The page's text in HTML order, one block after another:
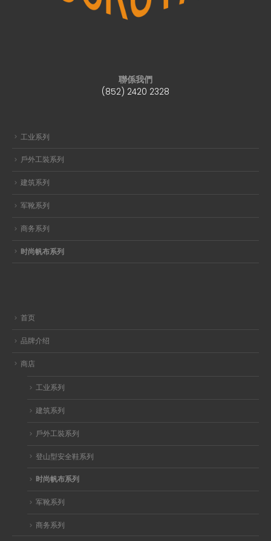
聯係我們
(852) 2420 2328
工业系列
戶外工裝系列
建筑系列
军靴系列
商务系列
时尚帆布系列
首页
品牌介绍
商店
工业系列
建筑系列
戶外工裝系列
登山型安全鞋系列
时尚帆布系列
军靴系列
商务系列